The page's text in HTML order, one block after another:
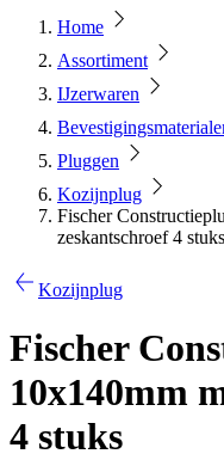
Home
Assortiment
IJzerwaren
Pluggen
Kozijnplug
Fischer
zeskantschroef 4 stuks
Kozijnplug
Fischer
10x140mm
4 stuks